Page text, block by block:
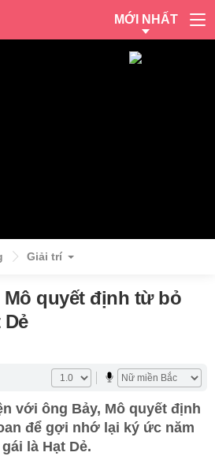
MỚI NHẤT
Giải trí
Mô quyết định từ bỏ
với ông Bảy, Mô quyết định
để gợi nhớ lại ký ức năm
là Hạt Dẻ.